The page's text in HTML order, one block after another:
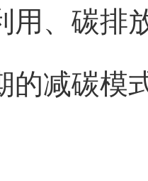
用、碳排
的减碳模